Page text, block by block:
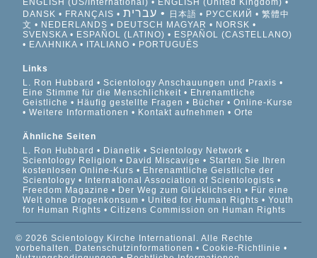
ENGLISH (US/International)
ENGLISH (United Kingdom)
DANSK
FRANÇAIS עברית 日本語 РУССКИЙ
繁體中
文
NEDERLANDS DEUTSCH MAGYAR
NORSK
SVENSKA
ESPAÑOL (LATINO)
ESPAÑOL (CASTELLANO)
ΕΛΛΗΝΙΚA
ITALIANO PORTUGUÊS
Links
L. Ron Hubbard
Scientology Anschauungen und Praxis
Eine Stimme für die Menschlichkeit
Ehrenamtliche
Geistliche
Häufig gestellte Fragen Bücher
Online-Kurse
Weitere Informationen
Kontakt aufnehmen Orte
Ähnliche Seiten
L. Ron Hubbard
Dianetik
Scientology Network
Scientology Religion
David Miscavige
Starten Sie Ihren
kostenlosen Online-Kurs
Ehrenamtliche Geistliche der
Scientology
International Association of Scientologists
Freedom Magazine
Der Weg zum Glücklichsein
Für eine
Welt ohne Drogenkonsum
United for Human Rights
Youth
for Human Rights
Citizens Commission on Human Rights
© 2026 Scientology Kirche International. Alle Rechte
vorbehalten. Datenschutzinformationen •Cookie-Richtlinie •